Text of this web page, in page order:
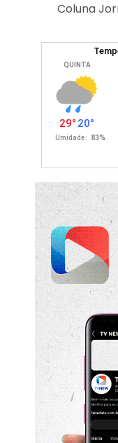
Coluna